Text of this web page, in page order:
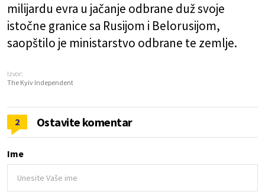
milijardu evra u jačanje odbrane duž svoje
istočne granice sa Rusijom i Belorusijom,
saopštilo je ministarstvo odbrane te zemlje.
Izvor:
The Kyiv Independent
2 Ostavite komentar
Ime